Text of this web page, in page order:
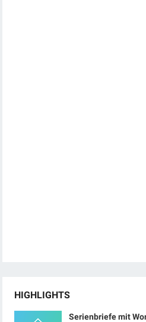
HIGHLIGHTS
Serienbriefe mit